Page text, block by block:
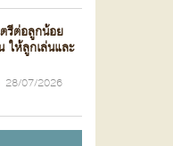
รีต่อลูกน้อย
ห้ลูกเล่นและ
28/07/2026